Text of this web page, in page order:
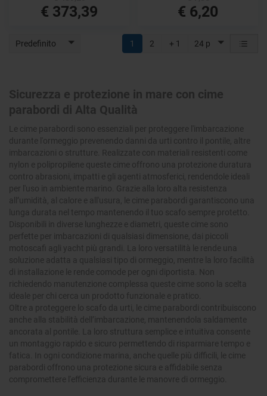
€ 373,39 € 6,20
Predefinito 24 p
1 2 + 1
Sicurezza e protezione in mare con cime
parabordi di Alta Qualità
Le cime parabordi sono essenziali per proteggere l'imbarcazione
durante l'ormeggio prevenendo danni da urti contro il pontile, altre
imbarcazioni o strutture. Realizzate con materiali resistenti come
nylon e polipropilene queste cime offrono una protezione duratura
contro abrasioni, impatti e gli agenti atmosferici, rendendole ideali
per l'uso in ambiente marino. Grazie alla loro alta resistenza
all’umidità, al calore e all'usura, le cime parabordi garantiscono una
lunga durata nel tempo mantenendo il tuo scafo sempre protetto.
Disponibili in diverse lunghezze e diametri, queste cime sono
perfette per imbarcazioni di qualsiasi dimensione, dai piccoli
motoscafi agli yacht più grandi. La loro versatilità le rende una
soluzione adatta a qualsiasi tipo di ormeggio, mentre la loro facilità
di installazione le rende comode per ogni diportista. Non
richiedendo manutenzione complessa queste cime sono la scelta
ideale per chi cerca un prodotto funzionale e pratico.
Oltre a proteggere lo scafo da urti, le cime parabordi contribuiscono
anche alla stabilità dell’imbarcazione, mantenendola saldamente
ancorata al pontile. La loro struttura semplice e intuitiva consente
un montaggio rapido e sicuro permettendo di risparmiare tempo e
fatica. In ogni condizione marina, anche quelle più difficili, le cime
parabordi offrono una protezione sicura e affidabile senza
compromettere l'efficienza durante le manovre di ormeggio.